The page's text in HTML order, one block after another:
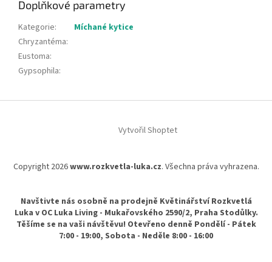
Doplňkové parametry
Kategorie:
Míchané kytice
Chryzantéma:
Eustoma:
Gypsophila:
Vytvořil Shoptet
Copyright 2026www.rozkvetla-luka.cz. Všechna práva vyhrazena.
Navštivte nás osobně na prodejně Květinářství Rozkvetlá
Luka v OC Luka Living - Mukařovského 2590/2, Praha Stodůlky.
Těšíme se na vaši návštěvu! Otevřeno denně Pondělí - Pátek
7:00 - 19:00, Sobota - Neděle 8:00 - 16:00